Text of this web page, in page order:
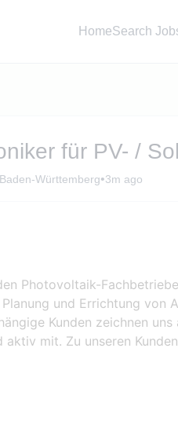
HomeSearch
für PV- /
Württemberg•3m ago
Photovoltaik-
und Errichtung von
Kunden zeichnen
aktiv mit. Zu unseren